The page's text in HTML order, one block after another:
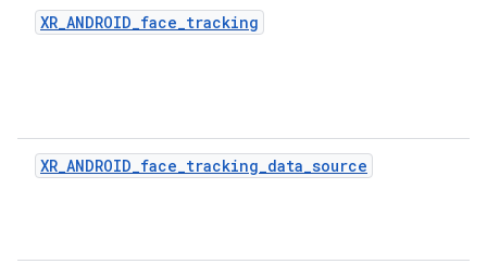
XR_ANDROID_face_tracking
XR_ANDROID_face_tracking_data_source